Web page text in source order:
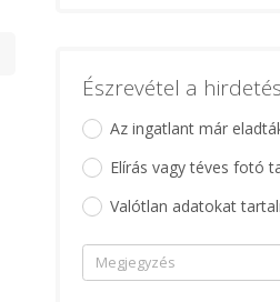
Észrevétel a
Az ingatlant már
Elírás vagy téves fotó
Valótlan adatokat